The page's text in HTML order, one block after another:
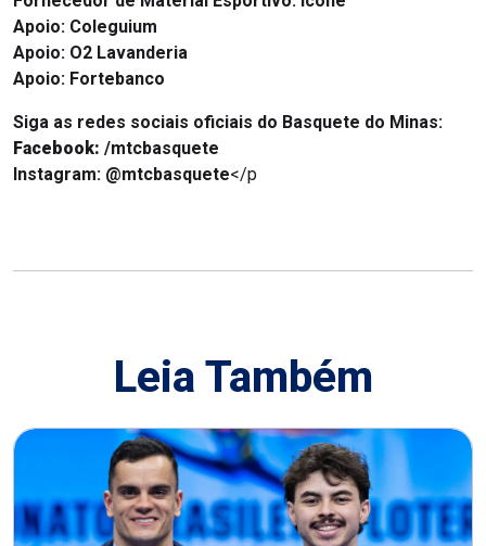
Apoio: Coleguium
Apoio: O2 Lavanderia
Apoio: Fortebanco
Siga as redes sociais oficiais do Basquete do Minas:
Facebook: /mtcbasquete
Instagram: @mtcbasquete</p
Leia Também